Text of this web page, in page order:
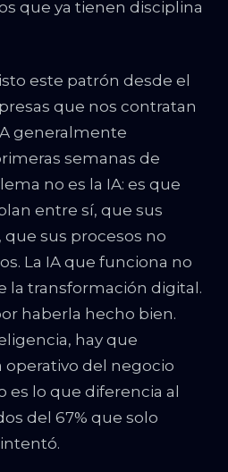
que ya tienen disciplina
este patrón desde el
que nos contratan
generalmente
semanas de
no es la IA: es que
entre sí, que sus
que sus procesos no
La IA que funciona no
la transformación digital.
haberla hecho bien.
hay que
del negocio
es lo que diferencia al
del 67% que solo